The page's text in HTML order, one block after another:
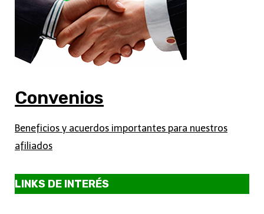
Convenios
Beneficios y acuerdos importantes para nuestros
afiliados
LINKS DE INTERÉS